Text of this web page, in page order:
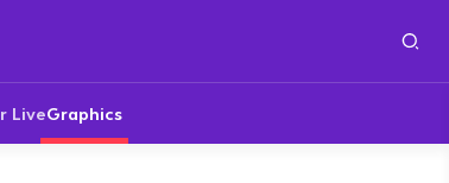
LiveGraphics